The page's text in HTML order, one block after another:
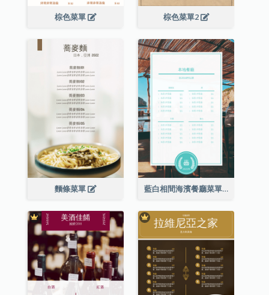
棕色菜單 棕色菜單2
麵條菜單 藍白相間海濱餐廳菜單